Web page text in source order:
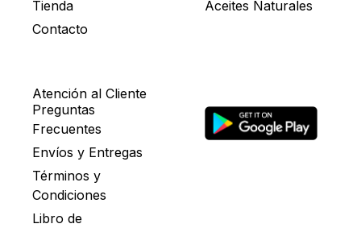
Tienda
Contacto
Aceites Naturales
Atención al Cliente
Preguntas
Frecuentes
Envíos y Entregas
Términos y
Condiciones
Libro de